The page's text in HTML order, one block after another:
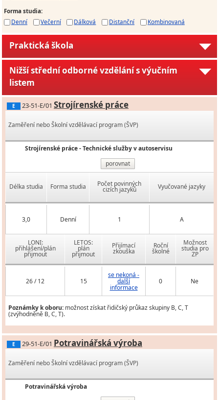
Forma studia:
Denní
Večerní Dálková Distanční Kombinovaná
Praktická škola
Nižší střední odborné vzdělání s výučním
listem
E 23-51-E/01 Strojírenské práce
Zaměření nebo Školní vzdělávací program (ŠVP)
Strojírenské práce - Technické služby v autoservisu
porovnat
Délka studia Forma studia Počet povinných
cizích jazyků Vyučované jazyky
3,0 Denní 1 A
LONI:
přihlášení/plán
přijmout
LETOS:
plán
přijmout
Přijímací
zkouška
Roční
školné
Možnost
studia pro
ZP
26 / 12 15
se nekoná -
další
informace
0 Ne
Poznámky k oboru: možnost získat řidičský průkaz skupiny B, C, T
(zvýhodněně B, C, T).
E 29-51-E/01 Potravinářská výroba
Zaměření nebo Školní vzdělávací program (ŠVP)
Potravinářská výroba